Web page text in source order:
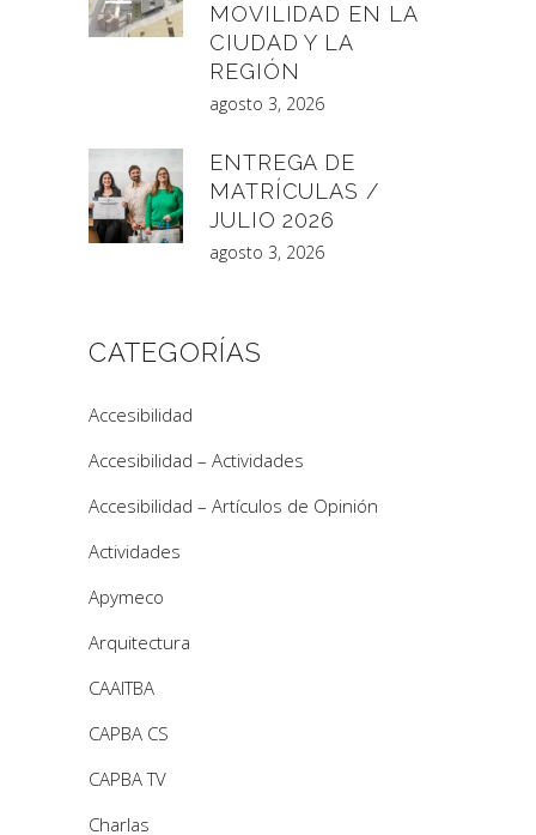
MOVILIDAD EN LA
CIUDAD Y LA
REGIÓN
agosto 3, 2026
ENTREGA DE
MATRÍCULAS /
JULIO 2026
agosto 3, 2026
CATEGORÍAS
Accesibilidad
Accesibilidad – Actividades
Accesibilidad – Artículos de Opinión
Actividades
Apymeco
Arquitectura
CAAITBA
CAPBA CS
CAPBA TV
Charlas